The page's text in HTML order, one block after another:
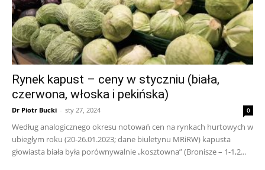
Rynek kapust – ceny w styczniu (biała,
czerwona, włoska i pekińska)
Dr Piotr Bucki - sty 27, 2024 0
Według analogicznego okresu notowań cen na rynkach hurtowych w
ubiegłym roku (20-26.01.2023; dane biuletynu MRiRW) kapusta
głowiasta biała była porównywalnie „kosztowna” (Bronisze – 1-1,2...